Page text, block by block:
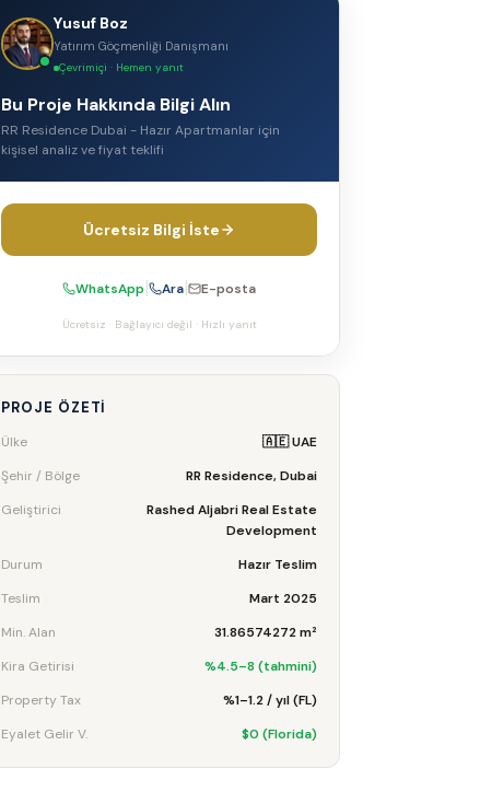
Yusuf Boz
Yatırım Göçmenliği Danışmanı
Çevrimiçi · Hemen yanıt
Bu Proje Hakkında Bilgi Alın
RR Residence Dubai - Hazır Apartmanlar için
kişisel analiz ve fiyat teklifi
Ücretsiz Bilgi İste
WhatsApp| Ara| E-posta
Ücretsiz · Bağlayıcı değil · Hızlı yanıt
PROJE ÖZETI
Ülke
🇦🇪 UAE
Şehir / Bölge
RR Residence, Dubai
Geliştirici
Rashed Aljabri Real Estate
Development
Durum
Hazır Teslim
Teslim
Mart 2025
Min. Alan
31.86574272 m²
Kira Getirisi
%4.5–8 (tahmini)
Property Tax
%1–1.2 / yıl (FL)
Eyalet Gelir V.
$0 (Florida)